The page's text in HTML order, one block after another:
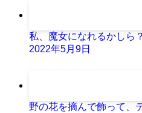
私、魔女になれるかしら？
2022年5月9日
野の花を摘んで飾って、